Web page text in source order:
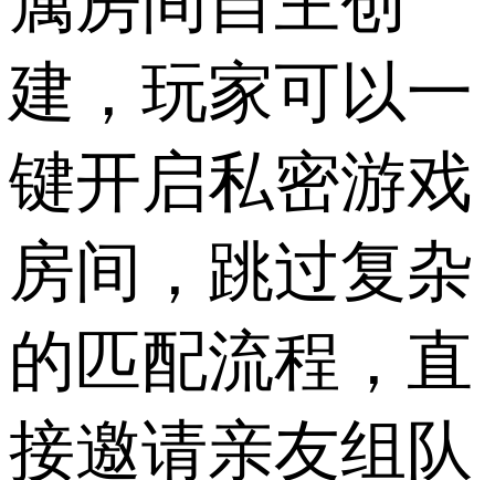
建，玩家可以一
键开启私密游戏
房间，跳过复杂
的匹配流程，直
接邀请亲友组队